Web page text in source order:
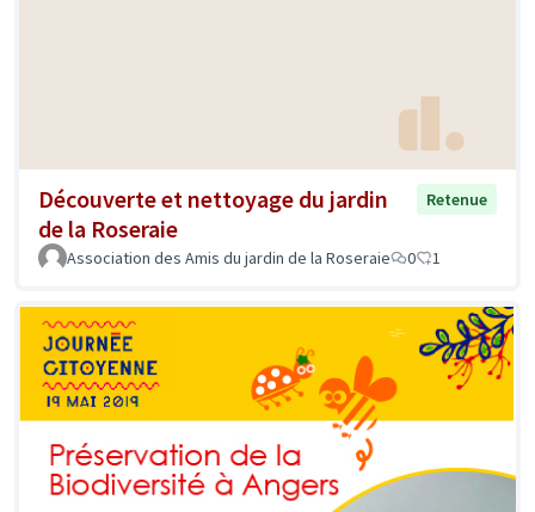
Découverte et nettoyage du jardin
de la Roseraie
Retenue
Association des Amis du jardin de la Roseraie 0 1